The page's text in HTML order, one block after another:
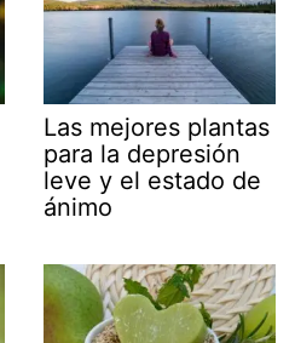
Las mejores plantas
para la depresión
leve y el estado de
ánimo